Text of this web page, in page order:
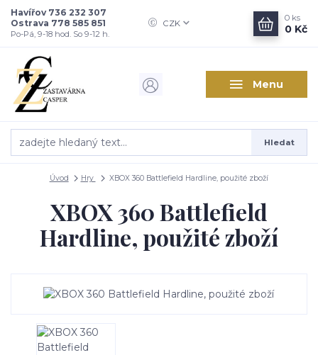
Menu
CZK
Hledat
Havířov 736 232 307
Ostrava 778 585 851
Po-Pá, 9-18 hod. So 9-12 h.
0 ks
0 Kč
Úvod Hry XBOX 360 Battlefield Hardline, použité zboží
XBOX 360 Battlefield
Hardline, použité zboží